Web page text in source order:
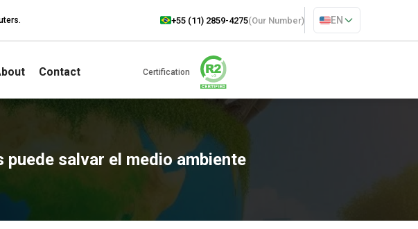
+55 (11) 2859-4275(Our Number) EN
Contact Certification
salvar el medio ambiente